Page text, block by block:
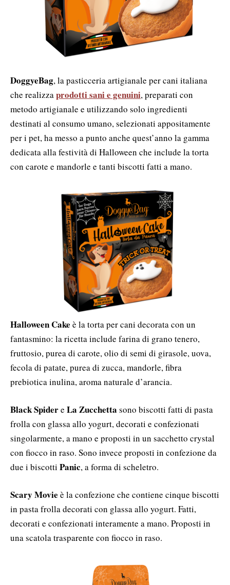
DoggyeBag, la pasticceria artigianale per cani italiana
che realizzaprodotti sani e genuini, preparati con
metodo artigianale e utilizzando solo ingredienti
destinati al consumo umano, selezionati appositamente
per i pet, ha messo a punto anche quest’anno la gamma
dedicata alla festività di Halloween che include la torta
con carote e mandorle e tanti biscotti fatti a mano.
Halloween Cake è la torta per cani decorata con un
fantasmino: la ricetta include farina di grano tenero,
fruttosio, purea di carote, olio di semi di girasole, uova,
fecola di patate, purea di zucca, mandorle, fibra
prebiotica inulina, aroma naturale d’arancia.
Black Spidere La Zucchetta sono biscotti fatti di pasta
frolla con glassa allo yogurt, decorati e confezionati
singolarmente, a mano e proposti in un sacchetto crystal
con fiocco in raso. Sono invece proposti in confezione da
due i biscotti Panic, a forma di scheletro.
Scary Movie è la confezione che contiene cinque biscotti
in pasta frolla decorati con glassa allo yogurt. Fatti,
decorati e confezionati interamente a mano. Proposti in
una scatola trasparente con fiocco in raso.